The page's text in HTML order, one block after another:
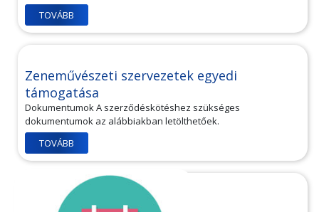
TOVÁBB
Zeneművészeti szervezetek egyedi
támogatása
Dokumentumok A szerződéskötéshez szükséges
dokumentumok az alábbiakban letölthetőek.
TOVÁBB